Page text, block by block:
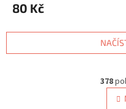
80 Kč
378